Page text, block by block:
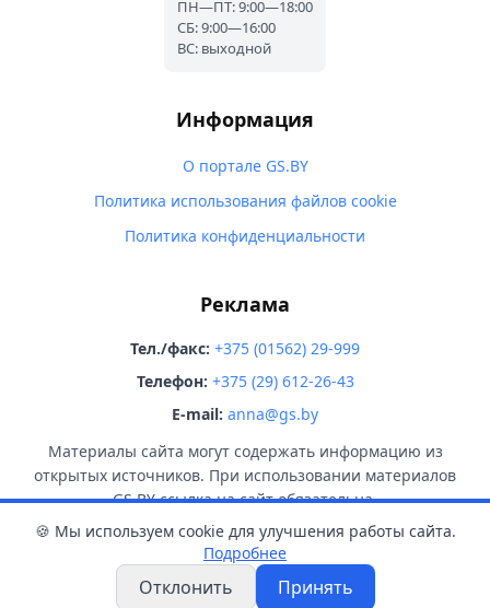
ПН—ПТ: 9:00—18:00
СБ: 9:00—16:00
ВС: выходной
Информация
О портале GS.BY
Политика использования файлов cookie
Политика конфиденциальности
Реклама
Тел./факс: +375 (01562) 29-999
Телефон: +375 (29) 612-26-43
E-mail: anna@gs.by
Материалы сайта могут содержать информацию из
открытых источников. При использовании материалов
GS.BY ссылка на сайт обязательна.
© 2026 GS.BY. Все права защищены.
🍪 Мы используем cookie для улучшения работы сайта.
Подробнее
Отклонить Принять